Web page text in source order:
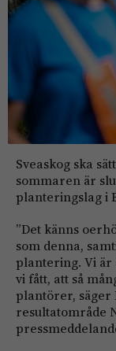
Sveaskog ska
sommaren är
planteringslag i
”Det känns
som denna,
plantering. Vi är
vi fått, att så
plantörer, säger
resultatområde